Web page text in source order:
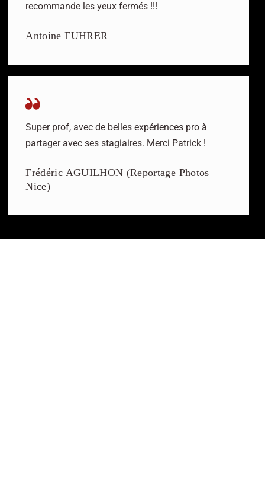
recommande les yeux fermés !!!
Antoine FUHRER
Super prof, avec de belles expériences pro à
partager avec ses stagiaires. Merci Patrick !
Frédéric AGUILHON (Reportage Photos
Nice)